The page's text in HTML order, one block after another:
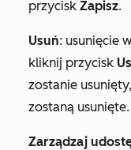
przycisk Zapisz.
Usuń: usunięcie
kliknij przycisk
zostanie
zostaną usunięte.
Zarządzaj